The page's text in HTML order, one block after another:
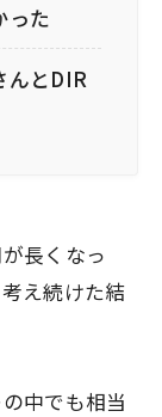
った
んとDIR
長くなっ
え続けた結
中でも相当